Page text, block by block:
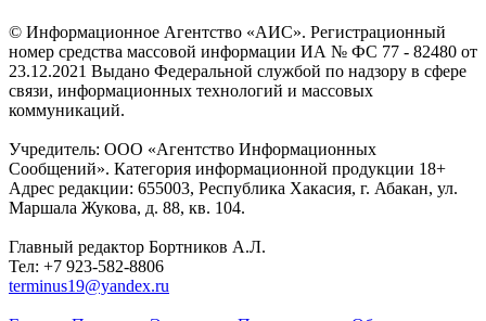
© Информационное Агентство «АИС». Регистрационный
номер средства массовой информации ИА № ФС 77 - 82480 от
23.12.2021 Выдано Федеральной службой по надзору в сфере
связи, информационных технологий и массовых
коммуникаций.
Учредитель: ООО «Агентство Информационных
Сообщений». Категория информационной продукции 18+
Адрес редакции: 655003, Республика Хакасия, г. Абакан, ул.
Маршала Жукова, д. 88, кв. 104.
Главный редактор Бортников А.Л.
Тел: +7 923-582-8806
terminus19@yandex.ru